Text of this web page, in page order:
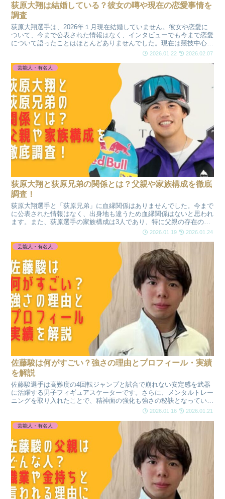
荻原大翔は結婚している？彼女の噂や現在の恋愛事情を
調査
荻原大翔選手は、2026年１月現在結婚していません。彼女や恋愛に
ついて、今まで公表された情報はなく、インタビューでも今まで恋愛
について語ったことはほとんどありませんでした。現在は競技中心の
生活の可能性が高そうです。インタビューから見える好きな好きなタ
2026.01.22 2026.02.07
芸能人・有名人
荻原大翔と荻原兄弟の関係とは？父親や家族構成を徹底
調査！
荻原大翔選手と「荻原兄弟」に血縁関係はありませんでした。今まで
に公表された情報はなく、出身地も違うため血縁関係はないと思われ
ます。また、荻原選手の家族構成は3人であり、特に父親の存在の大
きさについても調査。さらに荻原大翔選手のプロフィールや今後の注
2026.01.19 2026.01.24
芸能人・有名人
佐藤駿は何がすごい？強さの理由とプロフィール・実績
を解説
佐藤駿選手は高難度の4回転ジャンプと試合で崩れない安定感を武器
に活躍する男子フィギュアスケーターです。さらに、メンタルトレー
ニングを取り入れたことで、精神面の強化も強さの秘訣となっている
ようです。プロフィールや強さの理由、ジュニア時代からの実績、今
2026.01.16 2026.01.21
芸能人・有名人